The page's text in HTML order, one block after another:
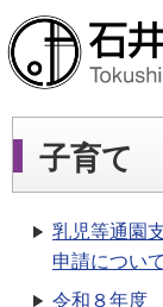
子育て
乳児等通園
申請について
令和８年度